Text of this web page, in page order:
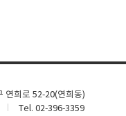
연희로 52-20(연희동)
Tel. 02-396-3359